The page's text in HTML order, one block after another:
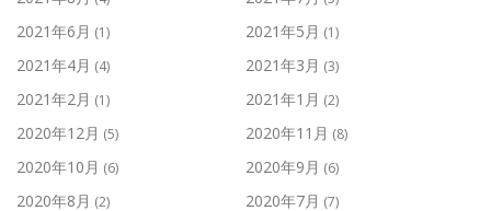
2021年6月 (1) 2021年5月 (1)
2021年4月 (4) 2021年3月 (3)
2021年2月 (1) 2021年1月 (2)
2020年12月 (5) 2020年11月 (8)
2020年10月 (6) 2020年9月 (6)
2020年8月 (2) 2020年7月 (7)